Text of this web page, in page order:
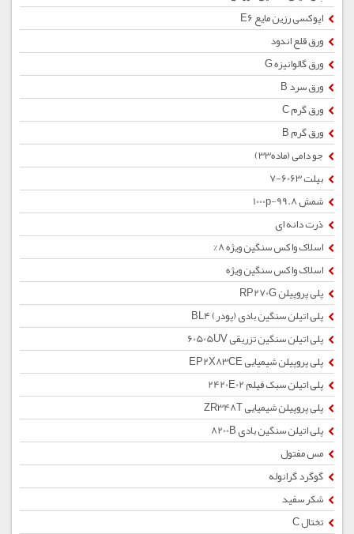
اپوکسی رزین مایع E6
ورق قلع اندود
ورق گالوانیزه G
ورق سرد B
ورق گرم C
ورق گرم B
جو دامی (ماده33)
بیلت 6063-7
شمش 1000p-99.8
ذرت دانه ای
اسلاک واکس سنگین ویژه 8%
اسلاک واکس سنگین ویژه
پلی پروپیلن RP270G
پلی اتیلن سنگین بادی (پودر) BL4
پلی اتیلن سنگین تزریقی 60505UV
پلی پروپیلن شیمیایی EP2X83CE
پلی اتیلن سبک فیلم 2420E02
پلی پروپیلن شیمیایی ZR348T
پلی اتیلن سنگین بادی 8200B
مس مفتول
گوگرد گرانوله
شکر سفید
تختال C